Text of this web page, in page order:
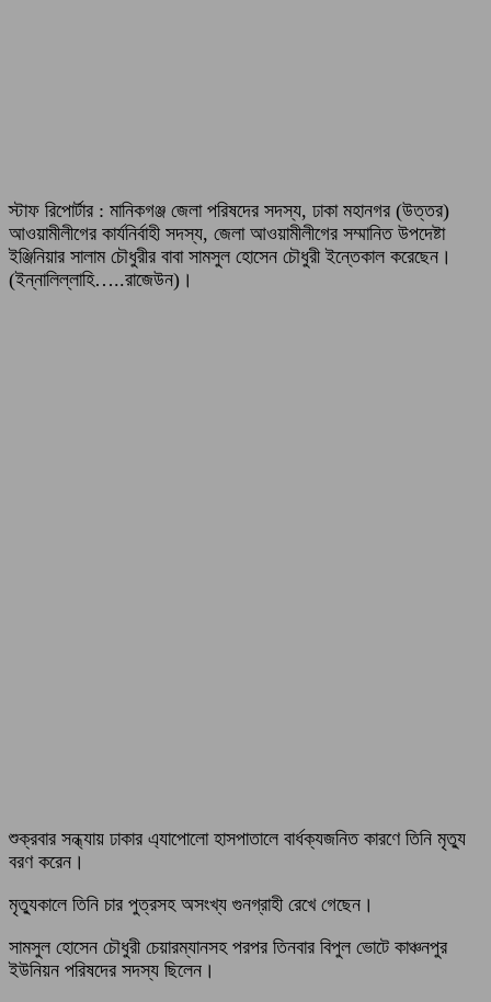
স্টাফ রিপোর্টার : মানিকগঞ্জ জেলা পরিষদের সদস্য, ঢাকা মহানগর (উত্তর)
আওয়ামীলীগের কার্যনির্বাহী সদস্য, জেলা আওয়ামীলীগের সম্মানিত উপদেষ্টা
ইঞ্জিনিয়ার সালাম চৌধুরীর বাবা সামসুল হোসেন চৌধুরী ইন্তেকাল করেছেন।
(ইন্নালিল্লাহি…..রাজেউন)।
শুক্রবার সন্ধ্যায় ঢাকার এ্যাপোলো হাসপাতালে বার্ধক্যজনিত কারণে তিনি মৃত্যু
বরণ করেন।
মৃত্যুকালে তিনি চার পুত্রসহ অসংখ্য গুনগ্রাহী রেখে গেছেন।
সামসুল হোসেন চৌধুরী চেয়ারম্যানসহ পরপর তিনবার বিপুল ভোটে কাঞ্চনপুর
ইউনিয়ন পরিষদের সদস্য ছিলেন।